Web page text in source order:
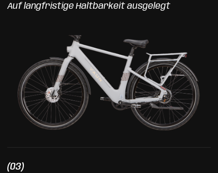
Auf langfristige Haltbarkeit ausgelegt
(03)